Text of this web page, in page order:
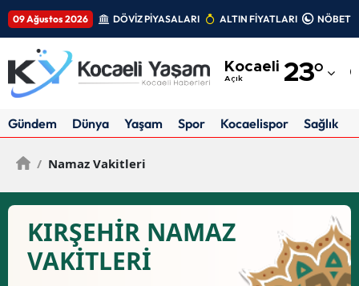
09 Ağustos 2026 DÖVİZ PİYASALARI ALTIN FİYATLARI
Kocaeli
Açık 23°
Adıyaman
Antalya
Artvin
Gündem Dünya Yaşam Spor Kocaelispor Sağlık
/ Namaz Vakitleri
KIRŞEHIR NAMAZ
VAKİTLERİ